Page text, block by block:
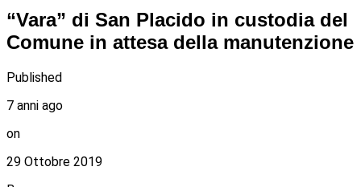
“Vara” di San Placido in custodia del
Comune in attesa della manutenzione
Published
7 anni ago
on
29 Ottobre 2019